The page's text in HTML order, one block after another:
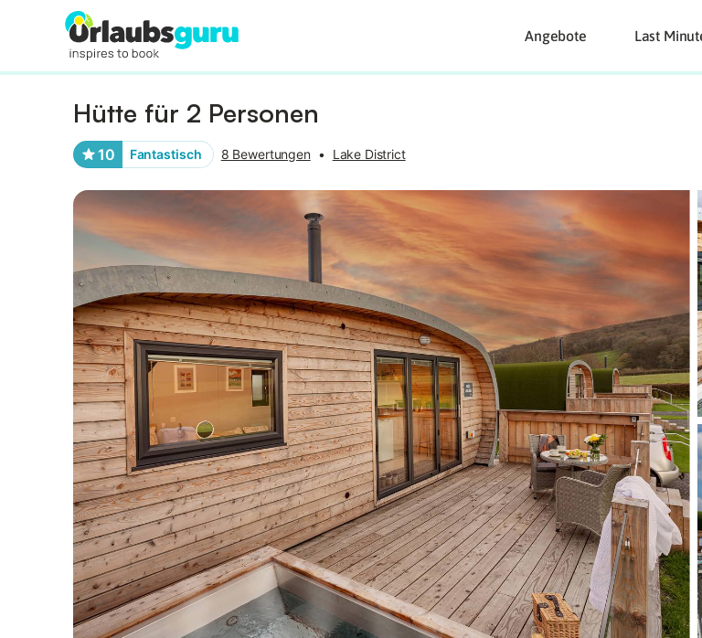
Angebote Last
Hütte für 2 Personen
10 Fantastisch 8 Bewertungen • Lake District
Bilder Ausstattung Bewertungen